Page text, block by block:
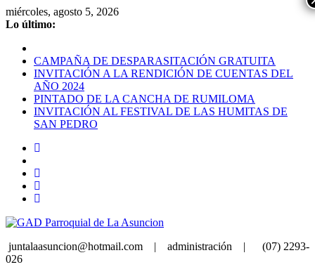
Saltar
al
miércoles, agosto 5, 2026
Lo último:
CAMPAÑA DE DESPARASITACIÓN GRATUITA
INVITACIÓN A LA RENDICIÓN DE CUENTAS DEL
AÑO 2024
PINTADO DE LA CANCHA DE RUMILOMA
INVITACIÓN AL FESTIVAL DE LAS HUMITAS DE
SAN PEDRO
juntalaasuncion@hotmail.com | administración |
(07) 2293-
026